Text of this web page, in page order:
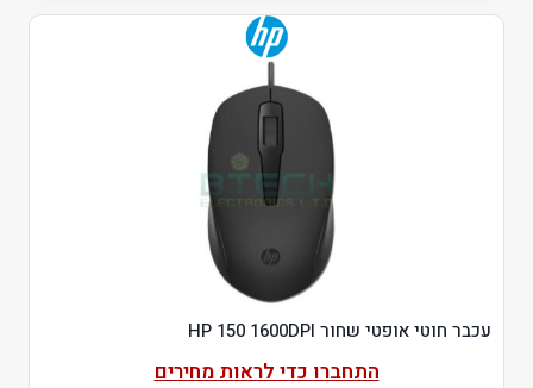
עכבר חוטי אופטי שחור HP 150 1600DPI
התחברו כדי לראות מחירים